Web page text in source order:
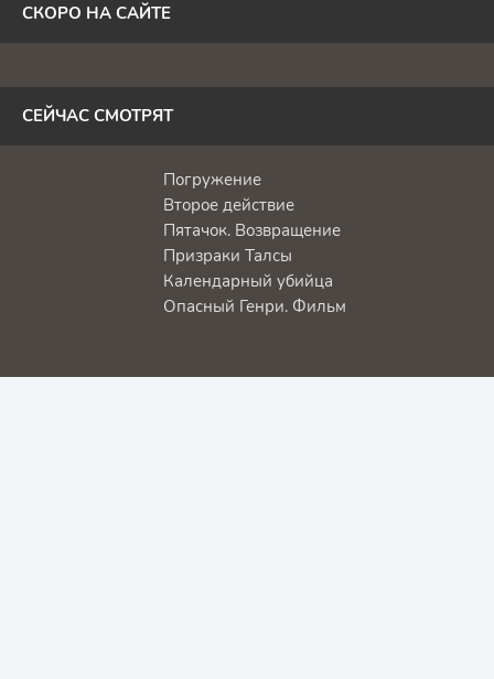
СКОРО НА САЙТЕ
СЕЙЧАС СМОТРЯТ
Погружение
Второе действие
Пятачок. Возвращение
Призраки Талсы
Календарный убийца
Опасный Генри. Фильм